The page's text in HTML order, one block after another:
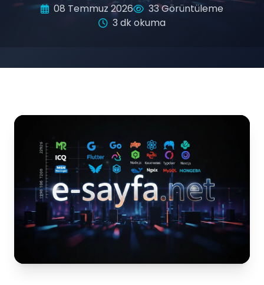
08 Temmuz 2026
33 Görüntüleme
3 dk okuma